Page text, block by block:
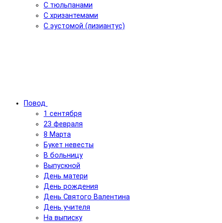
С тюльпанами
С хризантемами
С эустомой (лизиантус)
Повод
1 сентября
23 февраля
8 Марта
Букет невесты
В больницу
Выпускной
День матери
День рождения
День Святого Валентина
День учителя
На выписку